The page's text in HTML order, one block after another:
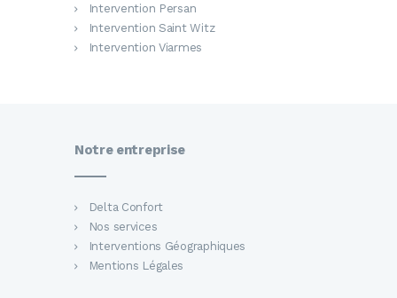
Intervention Persan
Intervention Saint Witz
Intervention Viarmes
Notre entreprise
Delta Confort
Nos services
Interventions Géographiques
Mentions Légales